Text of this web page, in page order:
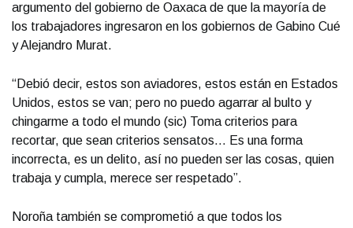
argumento del gobierno de Oaxaca de que la mayoría de
los trabajadores ingresaron en los gobiernos de Gabino Cué
y Alejandro Murat.
“Debió decir, estos son aviadores, estos están en Estados
Unidos, estos se van; pero no puedo agarrar al bulto y
chingarme a todo el mundo (sic) Toma criterios para
recortar, que sean criterios sensatos… Es una forma
incorrecta, es un delito, así no pueden ser las cosas, quien
trabaja y cumpla, merece ser respetado”.
Noroña también se comprometió a que todos los